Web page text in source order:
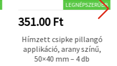
LEGNÉPSZERŰBB
351.00 Ft
Hímzett csipke pillangó
applikáció, arany színű,
50×40 mm – 4 db